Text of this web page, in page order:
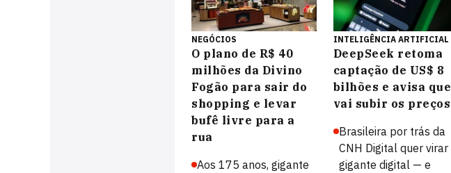
NEGÓCIOS
O plano de R$ 40
milhões da Divino
Fogão para sair do
shopping e levar
bufê livre para a
rua
Aos 175 anos, gigante
INTELIGÊNCIA ARTIFICIAL
DeepSeek retoma
captação de US$ 8
bilhões e avisa que
vai subir os preços
Brasileira por trás da
CNH Digital quer virar
gigante digital — e